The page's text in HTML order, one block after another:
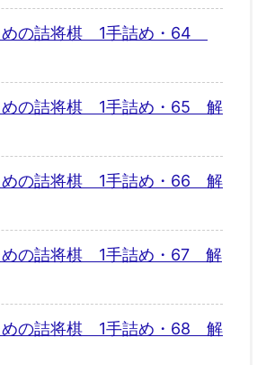
めの詰将棋 1手詰め・64
めの詰将棋 1手詰め・65 解
めの詰将棋 1手詰め・66 解
めの詰将棋 1手詰め・67 解
めの詰将棋 1手詰め・68 解